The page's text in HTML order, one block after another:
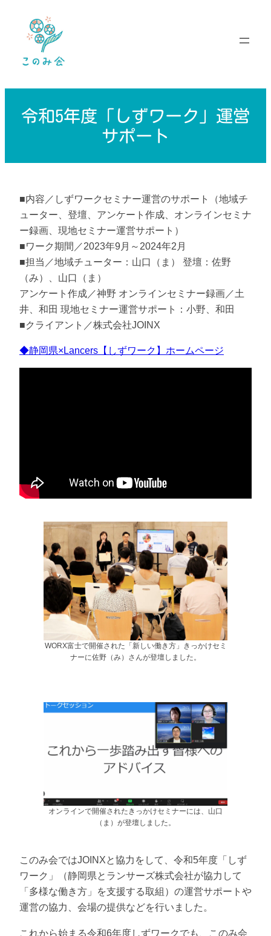
ッ
令和5年度「しずワーク」運営
サポート
■内容／しずワークセミナー運営のサポート（地域チ
ューター、登壇、アンケート作成、オンラインセミナ
ー録画、現地セミナー運営サポート）
■ワーク期間／2023年9月～2024年2月
■担当／地域チューター：山口（ま） 登壇：佐野
（み）、山口（ま）
アンケート作成／神野 オンラインセミナー録画／土
井、和田 現地セミナー運営サポート：小野、和田
■クライアント／株式会社JOINX
◆静岡県×Lancers【しずワーク】ホームページ
WORX富士で開催された「新しい働き方」きっかけセミ
ナーに佐野（み）さんが登壇しました。
オンラインで開催されたきっかけセミナーには、山口
（ま）が登壇しました。
このみ会ではJOINXと協力をして、令和5年度「しず
ワーク」（静岡県とランサーズ株式会社が協力して
「多様な働き方」を支援する取組）の運営サポートや
運営の協力、会場の提供などを行いました。
これから始まる令和6年度しずワークでも、このみ会